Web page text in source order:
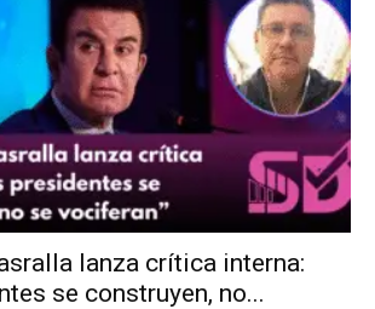
lanza crítica interna:
se construyen, no...